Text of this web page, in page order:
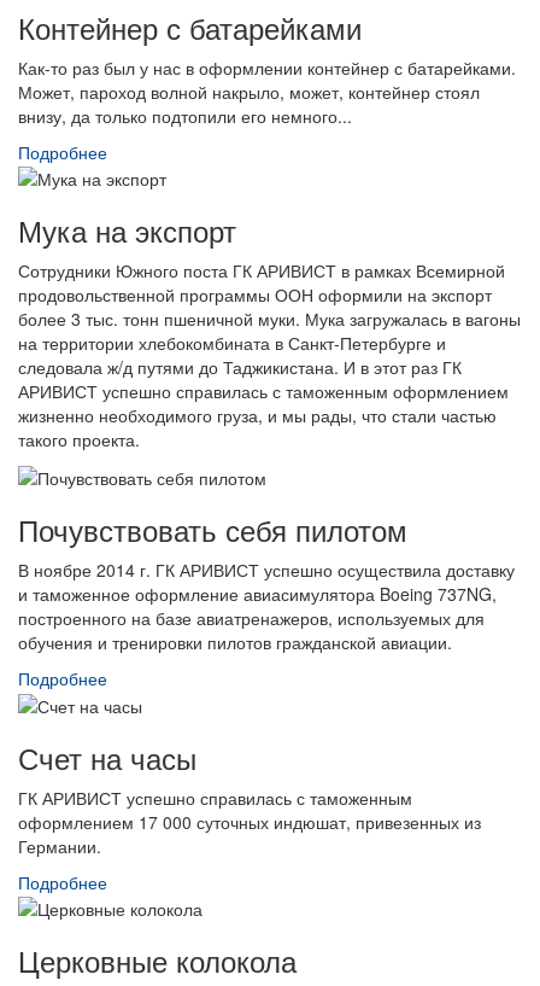
Контейнер с батарейками
Как-то раз был у нас в оформлении контейнер с батарейками.
Может, пароход волной накрыло, может, контейнер стоял
внизу, да только подтопили его немного...
Подробнее
Мука на экспорт
Сотрудники Южного поста ГК АРИВИСТ в рамках Всемирной
продовольственной программы ООН оформили на экспорт
более 3 тыс. тонн пшеничной муки. Мука загружалась в вагоны
на территории хлебокомбината в Санкт-Петербурге и
следовала ж/д путями до Таджикистана. И в этот раз ГК
АРИВИСТ успешно справилась с таможенным оформлением
жизненно необходимого груза, и мы рады, что стали частью
такого проекта.
Почувствовать себя пилотом
В ноябре 2014 г. ГК АРИВИСТ успешно осуществила доставку
и таможенное оформление авиасимулятора Boeing 737NG,
построенного на базе авиатренажеров, используемых для
обучения и тренировки пилотов гражданской авиации.
Подробнее
Счет на часы
ГК АРИВИСТ успешно справилась с таможенным
оформлением 17 000 суточных индюшат, привезенных из
Германии.
Подробнее
Церковные колокола